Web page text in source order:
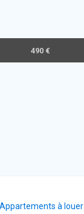
490 €
Appartements à louer